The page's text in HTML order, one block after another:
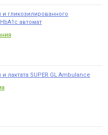
гликозилированного
автомат
лактата SUPER GL Ambulance